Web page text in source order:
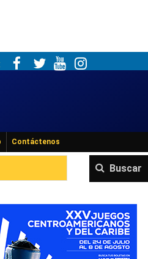
Contáctenos
Buscar